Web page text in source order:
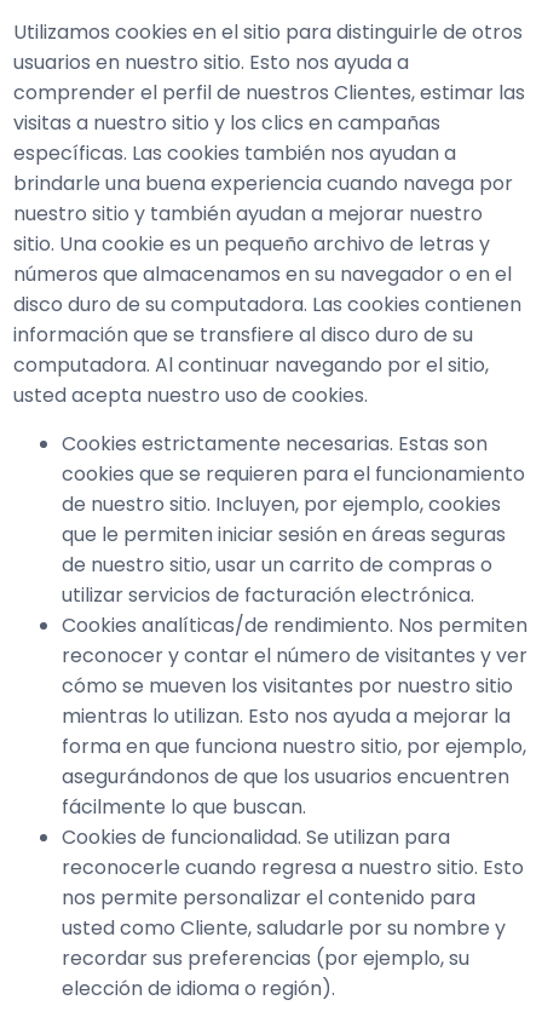
Utilizamos cookies en el sitio para distinguirle de otros
usuarios en nuestro sitio. Esto nos ayuda a
comprender el perfil de nuestros Clientes, estimar las
visitas a nuestro sitio y los clics en campañas
específicas. Las cookies también nos ayudan a
brindarle una buena experiencia cuando navega por
nuestro sitio y también ayudan a mejorar nuestro
sitio. Una cookie es un pequeño archivo de letras y
números que almacenamos en su navegador o en el
disco duro de su computadora. Las cookies contienen
información que se transfiere al disco duro de su
computadora. Al continuar navegando por el sitio,
usted acepta nuestro uso de cookies.
Cookies estrictamente necesarias. Estas son
cookies que se requieren para el funcionamiento
de nuestro sitio. Incluyen, por ejemplo, cookies
que le permiten iniciar sesión en áreas seguras
de nuestro sitio, usar un carrito de compras o
utilizar servicios de facturación electrónica.
Cookies analíticas/de rendimiento. Nos permiten
reconocer y contar el número de visitantes y ver
cómo se mueven los visitantes por nuestro sitio
mientras lo utilizan. Esto nos ayuda a mejorar la
forma en que funciona nuestro sitio, por ejemplo,
asegurándonos de que los usuarios encuentren
fácilmente lo que buscan.
Cookies de funcionalidad. Se utilizan para
reconocerle cuando regresa a nuestro sitio. Esto
nos permite personalizar el contenido para
usted como Cliente, saludarle por su nombre y
recordar sus preferencias (por ejemplo, su
elección de idioma o región).